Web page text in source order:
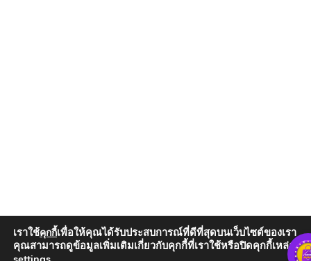
เราใช้คุกกี้เพื่อให้คุณได้รับประสบการณ์ที่ดีที่สุดบนเว็บไซต์ของเรา
คุณสามารถดูข้อมูลเพิ่มเติมเกี่ยวกับคุกกี้ที่เราใช้หรือปิดคุกกี้เหล่านั้น